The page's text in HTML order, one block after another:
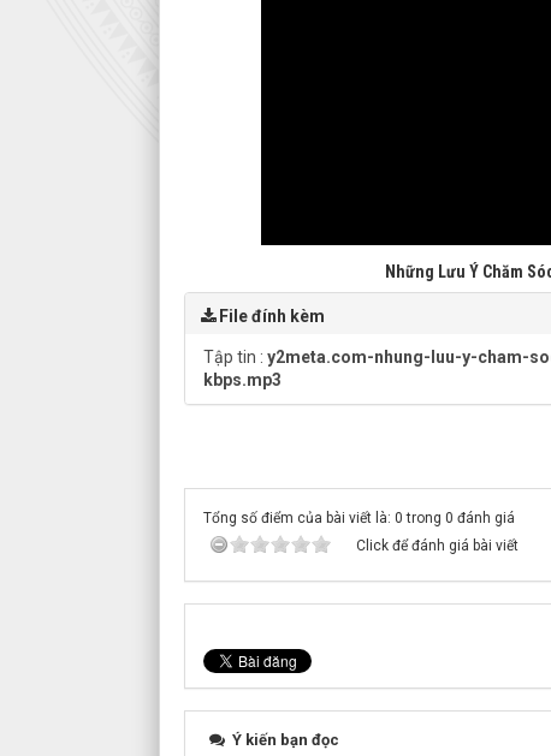
Những Lưu Ý Chăm
File đính kèm
Tập tin : y2meta.com-nhung-luu-y-cham-
kbps.mp3
Tổng số điểm của bài viết là: 0 trong 0 đánh giá
Click để đánh giá bài viết
Ý kiến bạn đọc